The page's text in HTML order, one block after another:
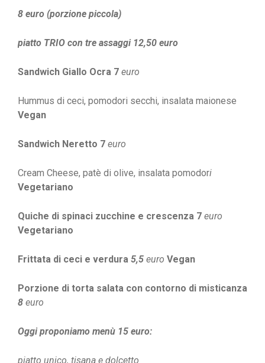
8 euro (porzione piccola)
piatto TRIO con tre assaggi 12,50 euro
Sandwich Giallo Ocra 7 euro
Hummus di ceci, pomodori secchi, insalata maionese
Vegan
Sandwich Neretto 7 euro
Cream Cheese, patè di olive, insalata pomodori
Vegetariano
Quiche di spinaci zucchine e crescenza 7 euro
Vegetariano
Frittata di ceci e verdura 5,5 euro Vegan
Porzione di torta salata con contorno di misticanza
8 euro
Oggi proponiamo menù 15 euro:
piatto unico, tisana e dolcetto